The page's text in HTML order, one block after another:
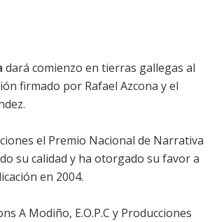
dará comienzo en tierras gallegas al
firmado por Rafael Azcona y el
el Premio Nacional de Narrativa
su calidad y ha otorgado su favor a
en 2004.
A Modiño, E.O.P.C y Producciones